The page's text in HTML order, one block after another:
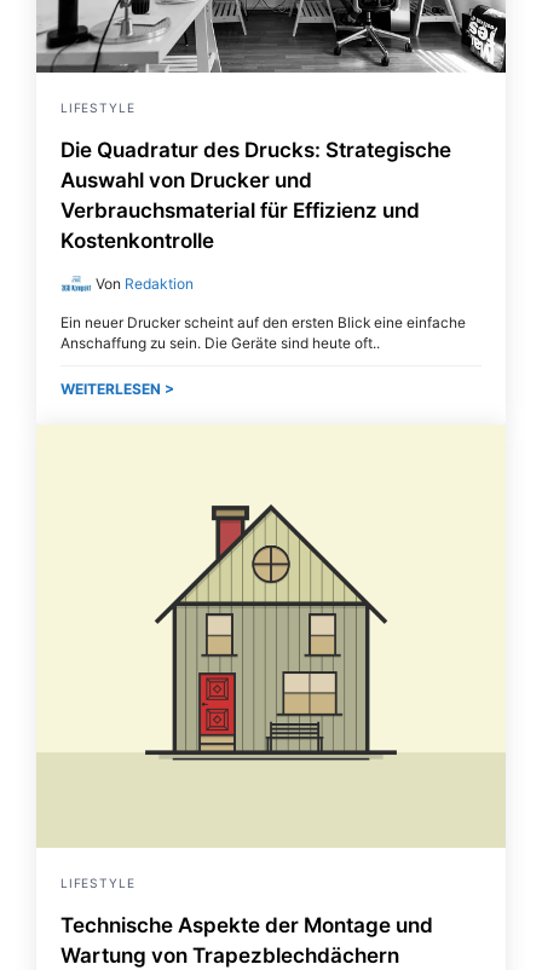
LIFESTYLE
Die Quadratur des Drucks: Strategische
Auswahl von Drucker und
Verbrauchsmaterial für Effizienz und
Kostenkontrolle
Von Redaktion
Ein neuer Drucker scheint auf den ersten Blick eine einfache
Anschaffung zu sein. Die Geräte sind heute oft
WEITERLESEN >
LIFESTYLE
Technische Aspekte der Montage und
Wartung von Trapezblechdächern